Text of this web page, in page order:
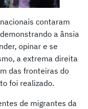
contaram
a ânsia
opinar e se
a extrema direita
das fronteiras do
foi realizado.
de migrantes da